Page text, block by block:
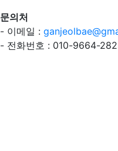
문의처
- 이메일 :
- 전화번호 : 010-9664-